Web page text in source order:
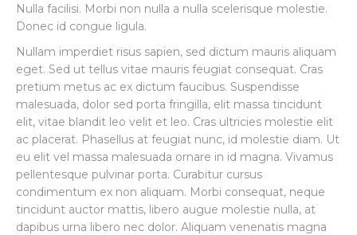
Nulla facilisi. Morbi non nulla a nulla scelerisque molestie.
Donec id congue ligula.
Nullam imperdiet risus sapien, sed dictum mauris aliquam
eget. Sed ut tellus vitae mauris feugiat consequat. Cras
pretium metus ac ex dictum faucibus. Suspendisse
malesuada, dolor sed porta fringilla, elit massa tincidunt
elit, vitae blandit leo velit et leo. Cras ultricies molestie elit
ac placerat. Phasellus at feugiat nunc, id molestie diam. Ut
eu elit vel massa malesuada ornare in id magna. Vivamus
pellentesque pulvinar porta. Curabitur cursus
condimentum ex non aliquam. Morbi consequat, neque
tincidunt auctor mattis, libero augue molestie nulla, at
dapibus urna libero nec dolor. Aliquam venenatis magna